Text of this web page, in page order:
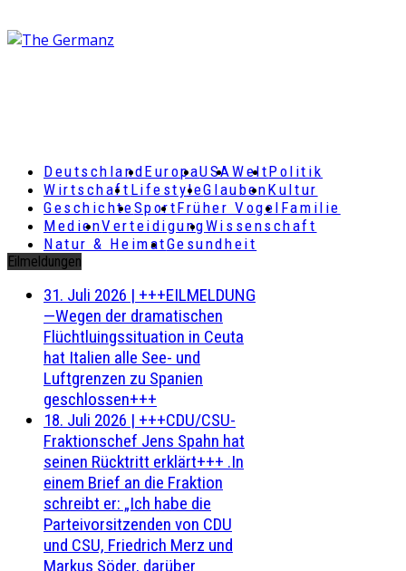
DeutschlandEuropaUSAWeltPolitik
Wirtschaft LifestyleGlaubenKultur
GeschichteSportFrüher Vogel Familie
MedienVerteidigungWissenschaft
Natur & HeimatGesundheit
Eilmeldungen
31. Juli 2026 | +++EILMELDUNG
—Wegen der dramatischen
Flüchtluingssituation in Ceuta
hat Italien alle See- und
Luftgrenzen zu Spanien
geschlossen+++
18. Juli 2026 | +++CDU/CSU-
Fraktionschef Jens Spahn hat
seinen Rücktritt erklärt+++ .In
einem Brief an die Fraktion
schreibt er: „Ich habe die
Parteivorsitzenden von CDU
und CSU, Friedrich Merz und
Markus Söder, darüber